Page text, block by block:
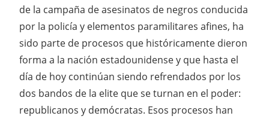
de la campaña de asesinatos de negros conducida
por la policía y elementos paramilitares afines, ha
sido parte de procesos que históricamente dieron
forma a la nación estadounidense y que hasta el
día de hoy continúan siendo refrendados por los
dos bandos de la elite que se turnan en el poder:
republicanos y demócratas. Esos procesos han